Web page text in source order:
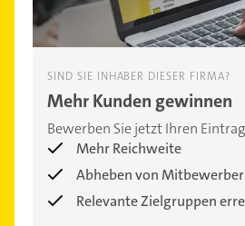
SIND SIE INHABER DIESER FIRMA?
Mehr Kunden gewinnen
Bewerben Sie jetzt Ihren
Mehr Reichweite
Abheben von
Relevante Zielgruppen